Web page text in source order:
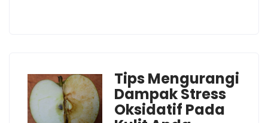
Tips Mengurangi
Dampak Stress
Oksidatif Pada